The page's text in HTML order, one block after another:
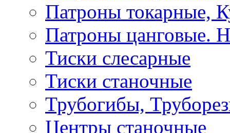
Патроны токарные,
Патроны цанговые.
Тиски слесарные
Тиски станочные
Трубогибы,
Центры станочные